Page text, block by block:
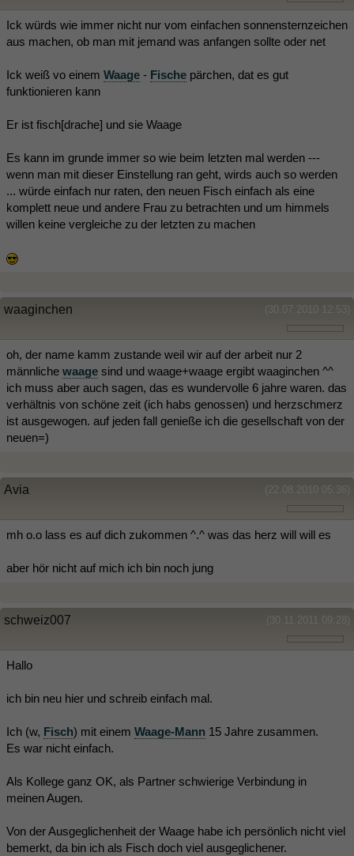
Ick würds wie immer nicht nur vom einfachen sonnensternzeichen
aus machen, ob man mit jemand was anfangen sollte oder net
Ick weiß vo einem Waage - Fische pärchen, dat es gut
funktionieren kann
Er ist fisch[drache] und sie Waage
Es kann im grunde immer so wie beim letzten mal werden ---
wenn man mit dieser Einstellung ran geht, wirds auch so werden
... würde einfach nur raten, den neuen Fisch einfach als eine
komplett neue und andere Frau zu betrachten und um himmels
willen keine vergleiche zu der letzten zu machen
(30.07.2010 12:53)
waaginchen
oh, der name kamm zustande weil wir auf der arbeit nur 2
männliche waage sind und waage+waage ergibt waaginchen ^^
ich muss aber auch sagen, das es wundervolle 6 jahre waren. das
verhältnis von schöne zeit (ich habs genossen) und herzschmerz
ist ausgewogen. auf jeden fall genieße ich die gesellschaft von der
neuen=)
(22.08.2010 05:36)
Avia
mh o.o lass es auf dich zukommen ^.^ was das herz will will es
aber hör nicht auf mich ich bin noch jung
(30.11.2011 09:28)
schweiz007
Hallo
ich bin neu hier und schreib einfach mal.
Ich (w, Fisch) mit einem Waage-Mann 15 Jahre zusammen.
Es war nicht einfach.
Als Kollege ganz OK, als Partner schwierige Verbindung in
meinen Augen.
Von der Ausgeglichenheit der Waage habe ich persönlich nicht viel
bemerkt, da bin ich als Fisch doch viel ausgeglichener.